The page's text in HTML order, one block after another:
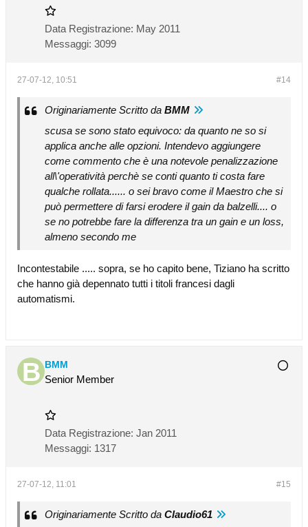
Data Registrazione: May 2011
Messaggi: 3099
#14
27-07-12, 10:51
Originariamente Scritto da BMM
scusa se sono stato equivoco: da quanto ne so si
applica anche alle opzioni. Intendevo aggiungere
come commento che è una notevole penalizzazione
all\'operatività perchè se conti quanto ti costa fare
qualche rollata...... o sei bravo come il Maestro che si
può permettere di farsi erodere il gain da balzelli.... o
se no potrebbe fare la differenza tra un gain e un loss,
almeno secondo me
Incontestabile ..... sopra, se ho capito bene, Tiziano ha scritto
che hanno già depennato tutti i titoli francesi dagli
automatismi.
BMM
Senior Member
Data Registrazione: Jan 2011
Messaggi: 1317
#15
27-07-12, 11:01
Originariamente Scritto da Claudio61